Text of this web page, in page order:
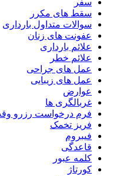
سفر
سقط های مکرر
سوالات متداول بارداری
عفونت های زنان
علائم بارداری
علائم خطر
عمل های جراحی
عمل های زیبایی
عوارض
غربالگری ها
فرم درخواست رزرو
فریز تخمک
فیبروم
قاعدگی
کلمه عبور
کورتاژ